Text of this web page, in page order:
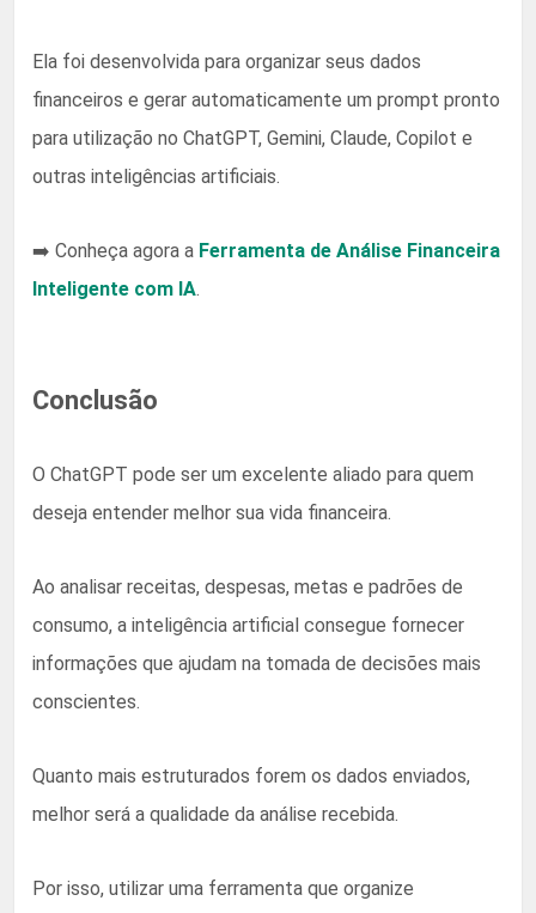
Ela foi desenvolvida para organizar seus dados
financeiros e gerar automaticamente um prompt pronto
para utilização no ChatGPT, Gemini, Claude, Copilot e
outras inteligências artificiais.
➡️ Conheça agora a Ferramenta de Análise Financeira
Inteligente com IA.
Conclusão
O ChatGPT pode ser um excelente aliado para quem
deseja entender melhor sua vida financeira.
Ao analisar receitas, despesas, metas e padrões de
consumo, a inteligência artificial consegue fornecer
informações que ajudam na tomada de decisões mais
conscientes.
Quanto mais estruturados forem os dados enviados,
melhor será a qualidade da análise recebida.
Por isso, utilizar uma ferramenta que organize